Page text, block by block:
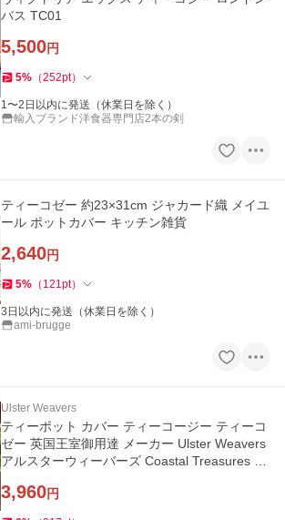
バス TC01
5,500円
5% （252pt）
1〜2日以内に発送（休業日を除く）
輸入ブランド洋食器専門店2本の剣
ティーコゼー 約23×31cm ジャカード織 メイユ
ール ポットカバー キッチン雑貨
2,640円
5% （ 121pt）
3日以内に発送（休業日を除く）
ami-brugge
Ulster Weavers
ティーポット カバー ティーコージー ティーコ
ゼー 英国王室御用達 メーカー Ulster Weavers
アルスターウィーバーズ Coastal Treasures ブ
3,960円